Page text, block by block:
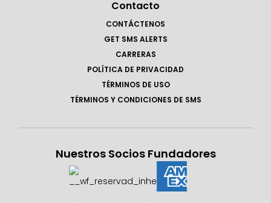
Contacto
CONTÁCTENOS
GET SMS ALERTS
CARRERAS
POLÍTICA DE PRIVACIDAD
TÉRMINOS DE USO
TÉRMINOS Y CONDICIONES DE SMS
Nuestros Socios Fundadores